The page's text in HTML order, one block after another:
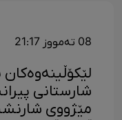
08 تەمووز 21:17
شارستانی
مێژووی